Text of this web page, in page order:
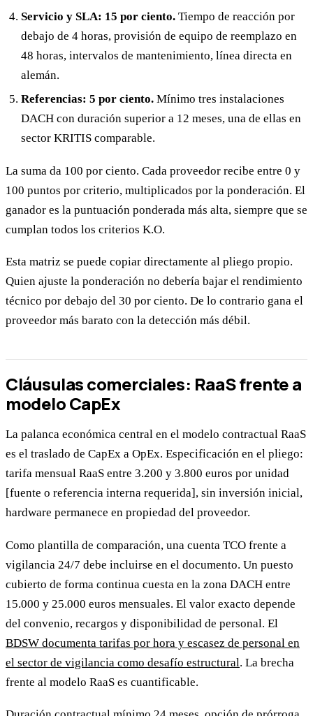
Servicio y SLA: 15 por ciento. Tiempo de reacción por
debajo de 4 horas, provisión de equipo de reemplazo en
48 horas, intervalos de mantenimiento, línea directa en
alemán.
Referencias: 5 por ciento. Mínimo tres instalaciones
DACH con duración superior a 12 meses, una de ellas en
sector KRITIS comparable.
La suma da 100 por ciento. Cada proveedor recibe entre 0 y
100 puntos por criterio, multiplicados por la ponderación. El
ganador es la puntuación ponderada más alta, siempre que se
cumplan todos los criterios K.O.
Esta matriz se puede copiar directamente al pliego propio.
Quien ajuste la ponderación no debería bajar el rendimiento
técnico por debajo del 30 por ciento. De lo contrario gana el
proveedor más barato con la detección más débil.
Cláusulas comerciales: RaaS frente a
modelo CapEx
La palanca económica central en el modelo contractual RaaS
es el traslado de CapEx a OpEx. Especificación en el pliego:
tarifa mensual RaaS entre 3.200 y 3.800 euros por unidad
[fuente o referencia interna requerida], sin inversión inicial,
hardware permanece en propiedad del proveedor.
Como plantilla de comparación, una cuenta TCO frente a
vigilancia 24/7 debe incluirse en el documento. Un puesto
cubierto de forma continua cuesta en la zona DACH entre
15.000 y 25.000 euros mensuales. El valor exacto depende
del convenio, recargos y disponibilidad de personal. El
BDSW documenta tarifas por hora y escasez de personal en
el sector de vigilancia como desafío estructural. La brecha
frente al modelo RaaS es cuantificable.